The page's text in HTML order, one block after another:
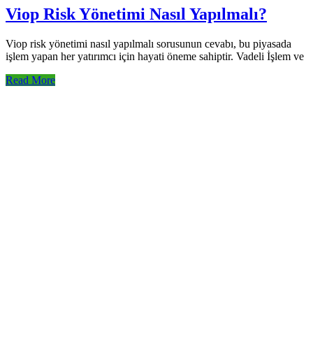
Viop Risk Yönetimi Nasıl Yapılmalı?
Viop risk yönetimi nasıl yapılmalı sorusunun cevabı, bu piyasada
işlem yapan her yatırımcı için hayati öneme sahiptir. Vadeli İşlem ve
Read More